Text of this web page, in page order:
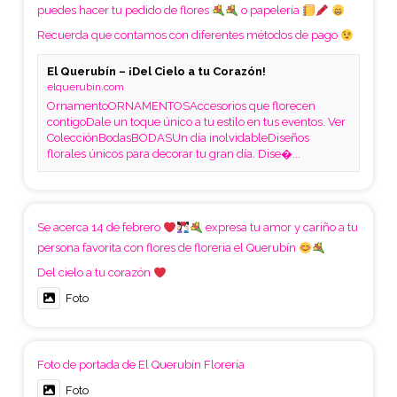
puedes hacer tu pedido de flores
o papelería
Recuerda que contamos con diferentes métodos de pago
El Querubín – ¡Del Cielo a tu Corazón!
elquerubin.com
OrnamentoORNAMENTOSAccesorios que florecen
contigoDale un toque único a tu estilo en tus eventos. Ver
ColecciónBodasBODASUn día inolvidableDiseños
florales únicos para decorar tu gran día. Dise�...
Se acerca 14 de febrero
expresa tu amor y cariño a tu
persona favorita con flores de floreria el Querubín
Del cielo a tu corazón
Foto
Foto de portada de El Querubín Florería
Foto